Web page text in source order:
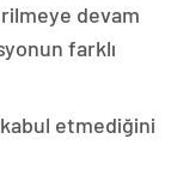
devam
farklı
kabul etmediğini